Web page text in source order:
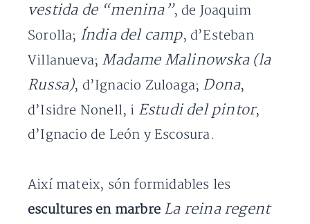
vestida de “menina”, de Joaquim
Sorolla; Índia del camp, d’Esteban
Villanueva;Madame Malinowska (la
Russa), d’Ignacio Zuloaga; Dona,
d’Isidre Nonell, i Estudi del pintor,
d’Ignacio de León y Escosura.
Així mateix, són formidables les
escultures en marbre La reina regent